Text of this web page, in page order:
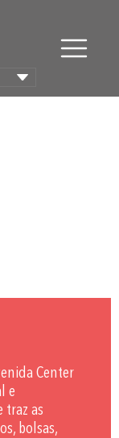
Center
e
traz as
bolsas,